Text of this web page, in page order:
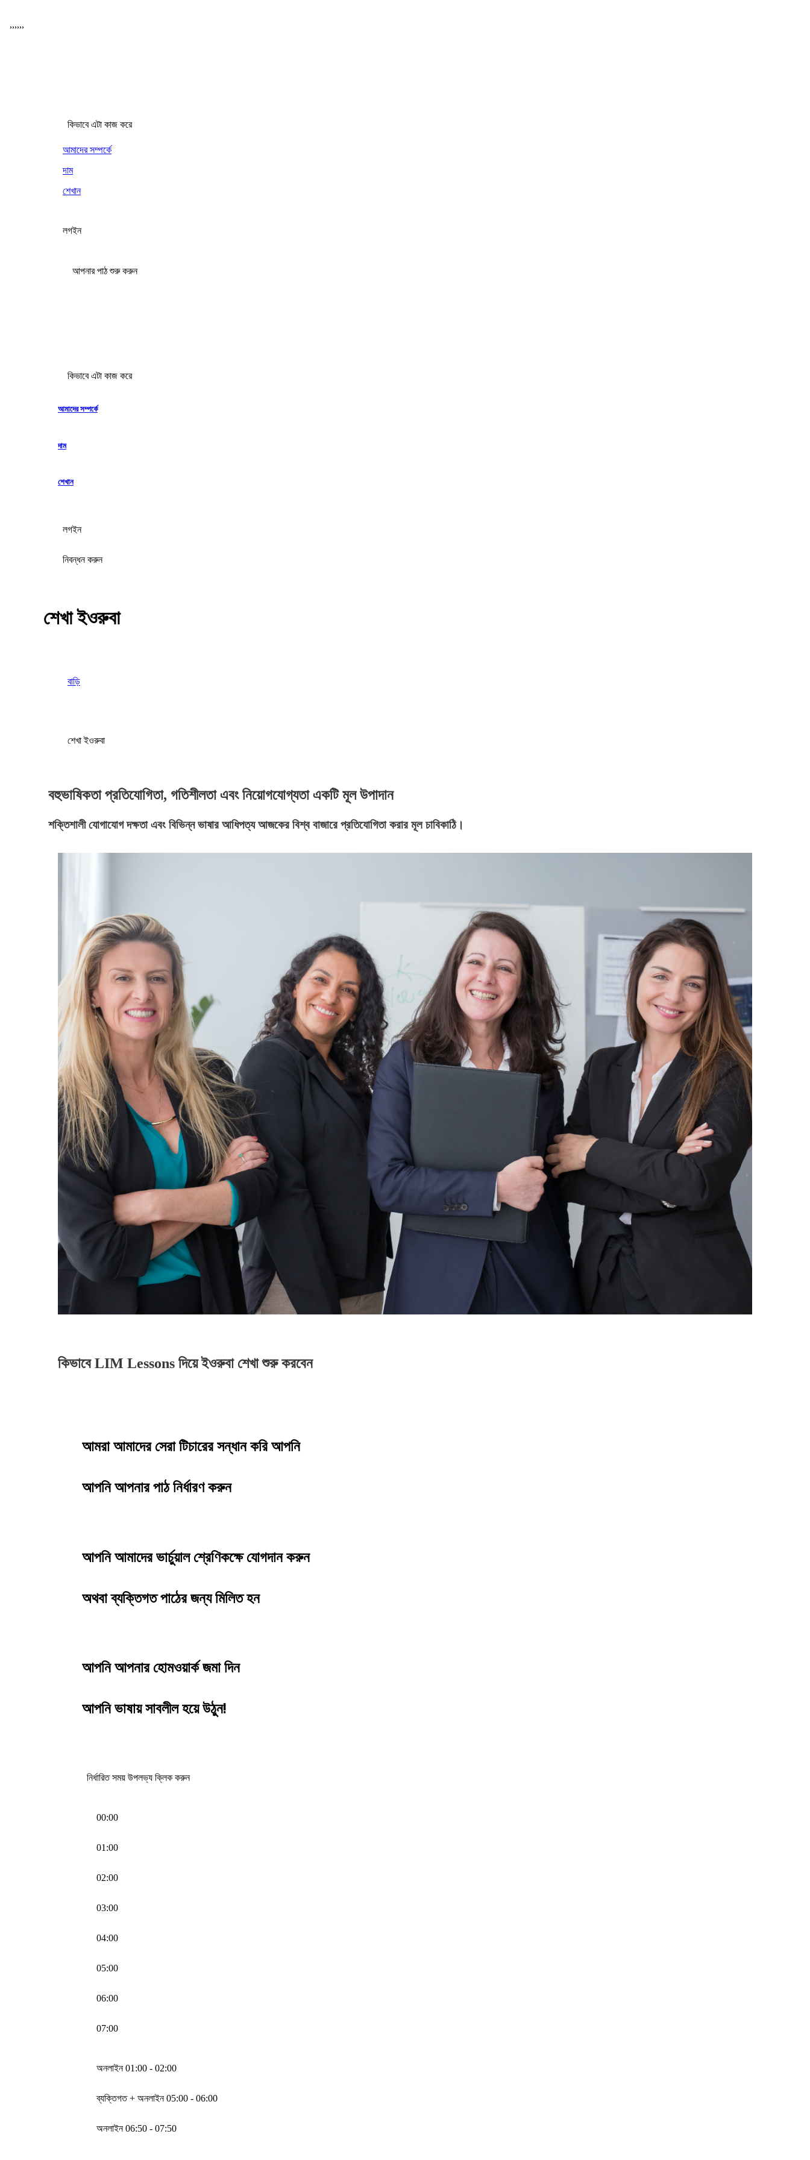
,,,,,,
কিভাবে এটা কাজ করে
আমাদের সম্পর্কে
দাম
শেখান
লগইন
আপনার পাঠ শুরু করুন
কিভাবে এটা কাজ করে
আমাদের সম্পর্কে
দাম
শেখান
লগইন
নিবন্ধন করুন
শেখা ইওরুবা
বাড়ি
শেখা ইওরুবা
বহুভাষিকতা প্রতিযোগিতা, গতিশীলতা এবং নিয়োগযোগ্যতা একটি মূল উপাদান
শক্তিশালী যোগাযোগ দক্ষতা এবং বিভিন্ন ভাষার আধিপত্য আজকের বিশ্ব বাজারে প্রতিযোগিতা করার মূল চাবিকাঠি।
কিভাবে LIM Lessons দিয়ে ইওরুবা শেখা শুরু করবেন
আমরা আমাদের সেরা টিচারের সন্ধান করিআপনি
আপনি আপনার পাঠ নির্ধারণ করুন
আপনি আমাদের ভার্চুয়াল শ্রেণিকক্ষে যোগদান করুন
অথবা ব্যক্তিগত পাঠের জন্য মিলিত হন
আপনি আপনার হোমওয়ার্ক জমা দিন
আপনি ভাষায় সাবলীল হয়ে উঠুন!
নির্ধারিত সময় উপলভ্য ক্লিক করুন
00:00
01:00
02:00
03:00
04:00
05:00
06:00
07:00
অনলাইন 01:00 - 02:00
ব্যক্তিগত + অনলাইন 05:00 - 06:00
অনলাইন 06:50 - 07:50